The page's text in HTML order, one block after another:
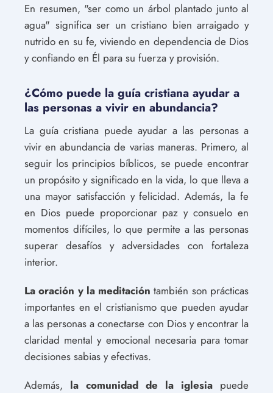
En resumen, "ser como un árbol plantado junto al
agua" significa ser un cristiano bien arraigado y
nutrido en su fe, viviendo en dependencia de Dios
y confiando en Él para su fuerza y provisión.
¿Cómo puede la guía cristiana ayudar a
las personas a vivir en abundancia?
La guía cristiana puede ayudar a las personas a
vivir en abundancia de varias maneras. Primero, al
seguir los principios bíblicos, se puede encontrar
un propósito y significado en la vida, lo que lleva a
una mayor satisfacción y felicidad. Además, la fe
en Dios puede proporcionar paz y consuelo en
momentos difíciles, lo que permite a las personas
superar desafíos y adversidades con fortaleza
interior.
La oración y la meditación también son prácticas
importantes en el cristianismo que pueden ayudar
a las personas a conectarse con Dios y encontrar la
claridad mental y emocional necesaria para tomar
decisiones sabias y efectivas.
Además, la comunidad de la iglesia puede